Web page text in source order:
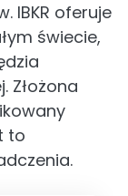
IBKR oferuje
świecie,
Złożona
to